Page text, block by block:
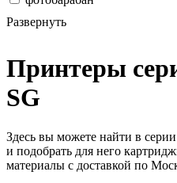
Развернуть
Принтеры
SG
Здесь вы можете найти в
и подобрать для него
материалы с доставкой по